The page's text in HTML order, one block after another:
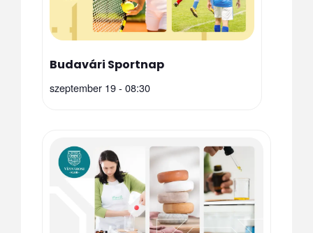
Budavári Sportnap
szeptember 19 - 08:30